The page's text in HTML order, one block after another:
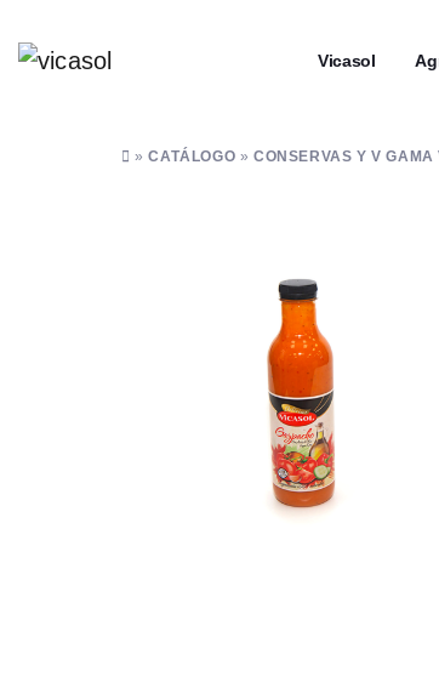
Vicasol
»CATÁLOGO »CONSERVAS Y V GAMA